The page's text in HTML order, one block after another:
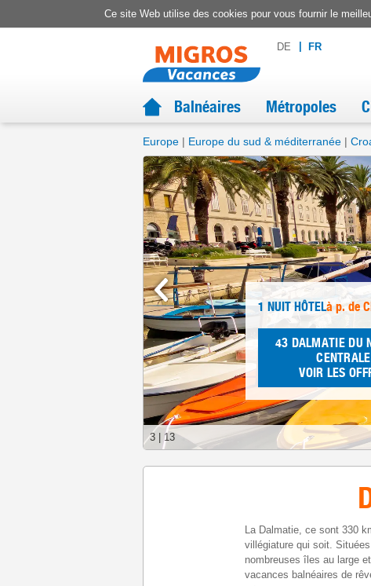
Ce site Web utilise des cookies pour vous fournir le
DE FR
Balnéaires Métropoles
Europe Europe du sud & méditerranée
3 13
1 NUIT HÔTELà p. de
43 DALMATIE DU
CENTRALE
VOIR LES
La Dalmatie, ce sont 330
villégiature qui soit.
nombreuses îles au large
vacances balnéaires de